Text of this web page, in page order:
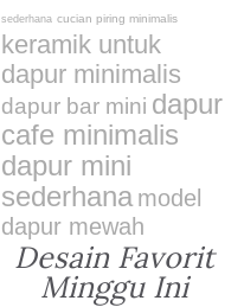
sederhana cucian piring minimalis
keramik untuk
dapur minimalis
dapur bar mini dapur
cafe minimalis
dapur mini
sederhana model
dapur mewah
Desain Favorit
Minggu Ini